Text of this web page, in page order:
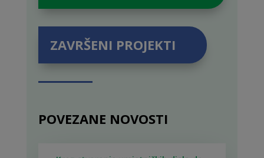
ZAVRŠENI PROJEKTI
POVEZANE NOVOSTI